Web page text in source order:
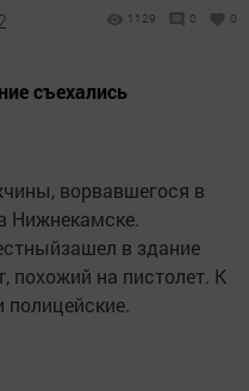
1129 0 0
съехались
ворвавшегося в
Нижнекамске.
в здание
похожий на пистолет. К
полицейские.